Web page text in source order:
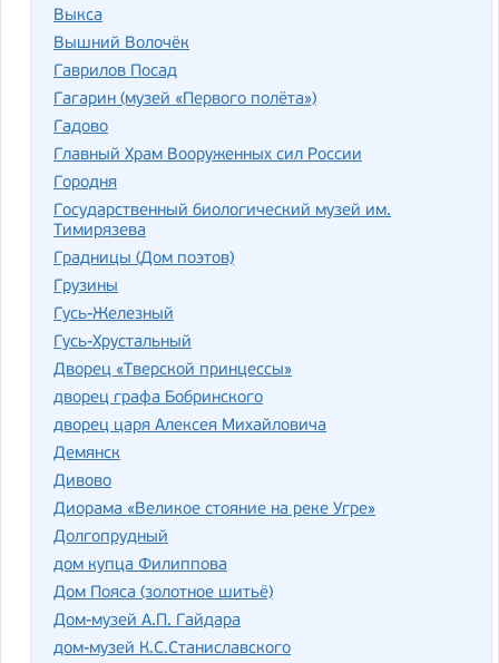
Выкса
Вышний Волочёк
Гаврилов Посад
Гагарин (музей «Первого полёта»)
Гадово
Главный Храм Вооруженных сил России
Городня
Государственный биологический музей им.
Тимирязева
Градницы (Дом поэтов)
Грузины
Гусь-Железный
Гусь-Хрустальный
Дворец «Тверской принцессы»
дворец графа Бобринского
дворец царя Алексея Михайловича
Демянск
Дивово
Диорама «Великое стояние на реке Угре»
Долгопрудный
дом купца Филиппова
Дом Пояса (золотное шитьё)
Дом-музей А.П. Гайдара
дом-музей К.С.Станиславского